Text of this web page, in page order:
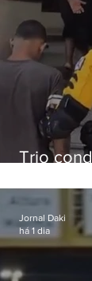
Trio
Jornal Daki
há 1 dia